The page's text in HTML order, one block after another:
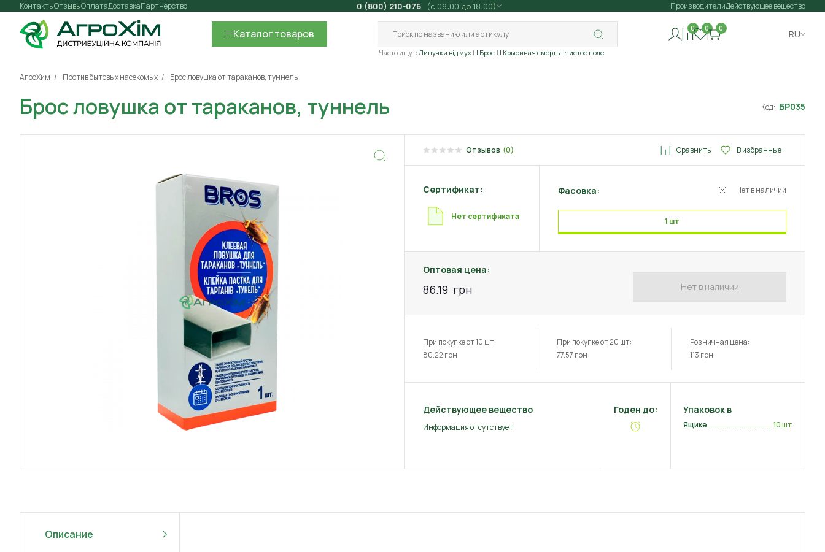
Контакты Оплата
Отзывы ДоставкаПартнерство 0 (800) 210-076 (с 09:00 до 18:00) ПроизводителиДействующее вещество
Каталогтоваров
Часто ищут: Липучки від мух | Брос | Крысиная смерть | Чистое поле
0 0 0
RU
АгроХим Против бытовых насекомых Брос ловушка от тараканов, туннель
Брос ловушка от тараканов, туннель Код: БР035
Отзывов (0) Сравнить В избранные
Сертификат:
Нет сертификата
Фасовка: Нет в наличии
1 шт
Оптовая цена:
86.19 грн Нет в наличии
При покупке от 10 шт:
80.22 грн
При покупке от 20 шт:
77.57 грн
Розничная цена:
113 грн
Действующее вещество
Информация отсутствует
Годен до: Упаковок в
Ящике 10 шт
Описание